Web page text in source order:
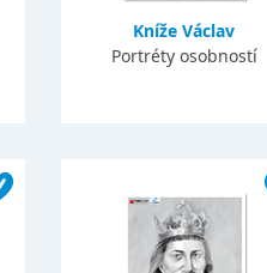
Kníže Václav
Portréty osobností